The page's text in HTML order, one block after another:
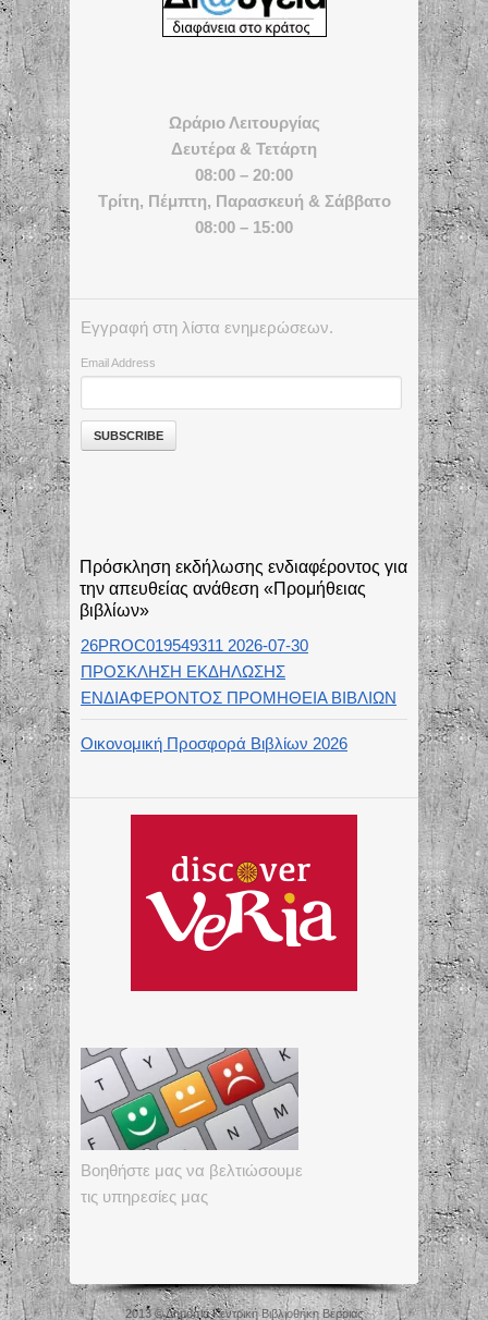
Ωράριο Λειτουργίας
Δευτέρα & Τετάρτη
08:00 – 20:00
Τρίτη, Πέμπτη, Παρασκευή & Σάββατο
08:00 – 15:00
Εγγραφή στη λίστα ενημερώσεων.
Email Address
Πρόσκληση εκδήλωσης ενδιαφέροντος για
την απευθείας ανάθεση «Προμήθειας
βιβλίων»
26PROC019549311 2026-07-30
ΠΡΟΣΚΛΗΣΗ ΕΚΔΗΛΩΣΗΣ
ΕΝΔΙΑΦΕΡΟΝΤΟΣ ΠΡΟΜΗΘΕΙΑ ΒΙΒΛΙΩΝ
Οικονομική Προσφορά Βιβλίων 2026
Βοηθήστε μας να βελτιώσουμε
τις υπηρεσίες μας
2013 © Δημόσια Κεντρική Βιβλιοθήκη Βέροιας